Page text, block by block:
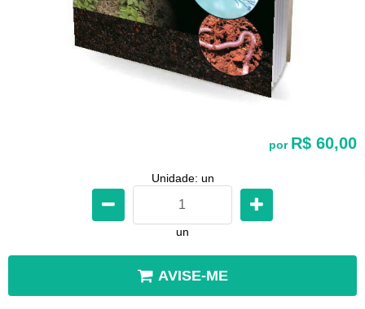
por R$ 60,00
Unidade: un
un
AVISE-ME